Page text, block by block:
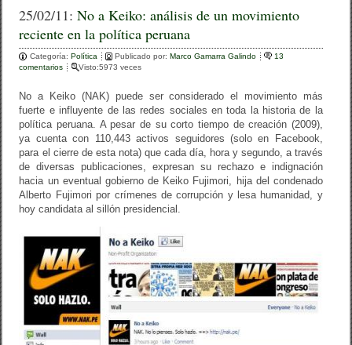
c
e
b
o
o
k
tt
er
m
p
ar
tir
25/02/11:No a Keiko: análisis de un movimiento
reciente en la política peruana
Categoría:Política Publicado por:Marco Gamarra Galindo
13
comentarios
Visto:5973 veces
No a Keiko (NAK) puede ser considerado el movimiento más
fuerte e influyente de las redes sociales en toda la historia de la
política peruana. A pesar de su corto tiempo de creación (2009),
ya cuenta con 110,443 activos seguidores (solo en Facebook,
para el cierre de esta nota) que cada día, hora y segundo, a través
de diversas publicaciones, expresan su rechazo e indignación
hacia un eventual gobierno de Keiko Fujimori, hija del condenado
Alberto Fujimori por crímenes de corrupción y lesa humanidad, y
hoy candidata al sillón presidencial.